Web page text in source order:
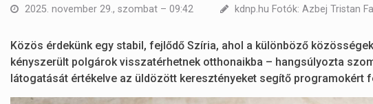
2025. november 29., szombat – 09:42 kdnp.hu Fotók: Azbej Tristan
Közös érdekünk egy stabil, fejlődő Szíria, ahol a különböző
kényszerült polgárok visszatérhetnek otthonaikba – hangsúlyozta
látogatását értékelve az üldözött keresztényeket segítő programokért